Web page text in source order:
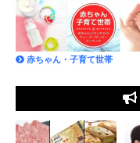
赤ちゃん・子育て世帯